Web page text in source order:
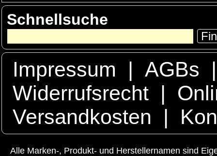
Schnellsuche
Impressum | AGBs
Widerrufsrecht |
Versandkosten
|
Alle Marken-, Produkt- und Herstellernamen sind